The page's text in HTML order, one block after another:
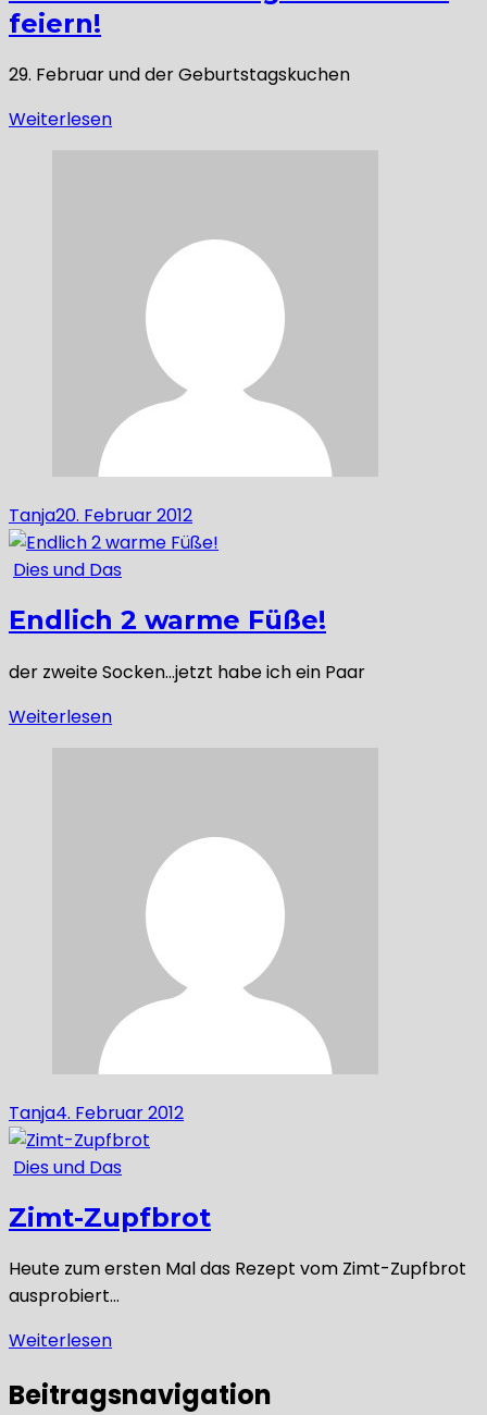
feiern!
29. Februar und der Geburtstagskuchen
Weiterlesen
Tanja20. Februar 2012
Dies und Das
Endlich 2 warme Füße!
der zweite Socken…jetzt habe ich ein Paar
Weiterlesen
Tanja4. Februar 2012
Dies und Das
Zimt-Zupfbrot
Heute zum ersten Mal das Rezept vom Zimt-Zupfbrot
ausprobiert…
Weiterlesen
Beitragsnavigation